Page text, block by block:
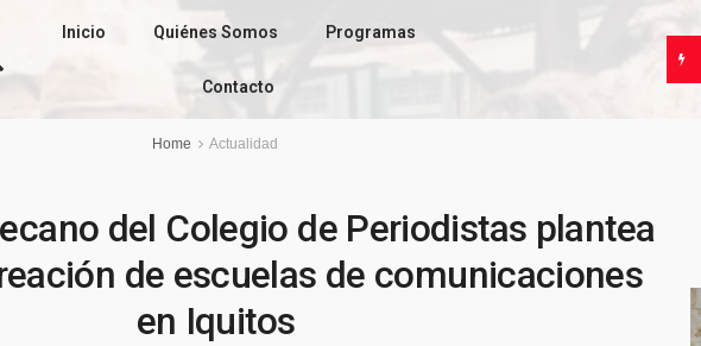
Inicio Quiénes Somos Programas
Contacto
Home Actualidad
del Colegio de Periodistas plantea
de escuelas de comunicaciones
en Iquitos